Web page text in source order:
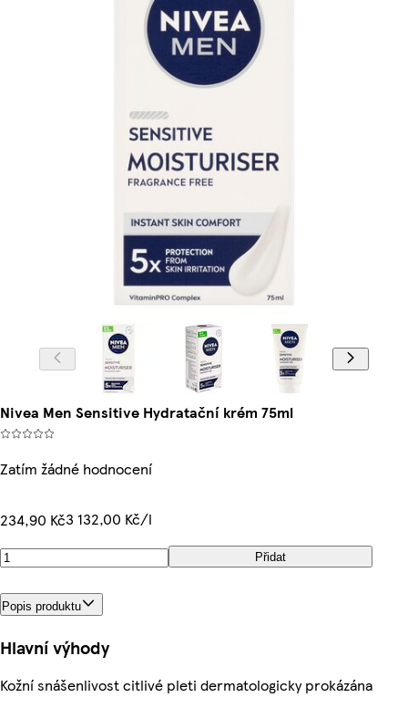
Nivea Men Sensitive Hydratační krém 75ml
Zatím žádné hodnocení
234,90 Kč3 132,00 Kč/l
Přidat
Popis produktu
Hlavní výhody
Kožní snášenlivost citlivé pleti dermatologicky prokázána